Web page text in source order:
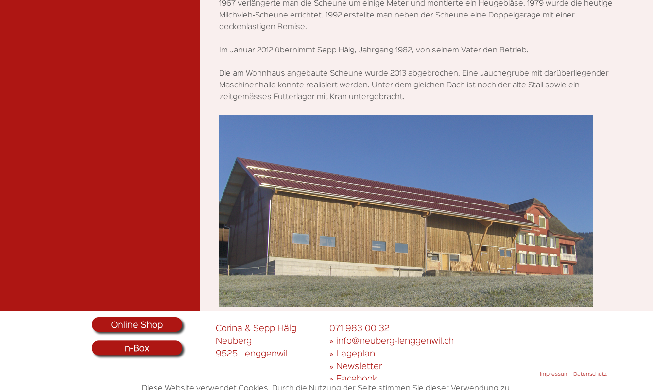
1967 verlängerte man die Scheune um einige Meter und montierte ein Heugebläse. 1979 wurde die heutige
Milchvieh-Scheune errichtet. 1992 erstellte man neben der Scheune eine Doppelgarage mit einer
deckenlastigen Remise.
Im Januar 2012 übernimmt Sepp Hälg, Jahrgang 1982, von seinem Vater den Betrieb.
Die am Wohnhaus angebaute Scheune wurde 2013 abgebrochen. Eine Jauchegrube mit darüberliegender
Maschinenhalle konnte realisiert werden. Unter dem gleichen Dach ist noch der alte Stall sowie ein
zeitgemässes Futterlager mit Kran untergebracht.
Corina & Sepp Hälg
Neuberg
9525 Lenggenwil
071 983 00 32
» info@neuberg-lenggenwil.ch
» Lageplan
» Newsletter
» Facebook
Impressum | Datenschutz
Diese Website verwendet Cookies. Durch die Nutzung der Seite stimmen Sie dieser Verwendung zu.